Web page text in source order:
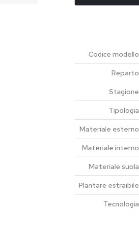
Codice modello
Reparto
Stagione
Tipologia
Materiale esterno
Materiale interno
Materiale suola
Plantare estraibile
Tecnologia